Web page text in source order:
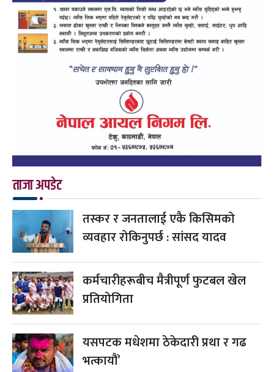
ताजा अपडेट
तस्कर र जनतालाई एकै किसिमको
व्यवहार रोकिनुपर्छ : सांसद यादव
कर्मचारीहरूबीच मैत्रीपूर्ण फुटबल खेल
प्रतियोगिता
यसपटक मधेशमा ठेकेदारी प्रथा र गढ
भत्कायौं’